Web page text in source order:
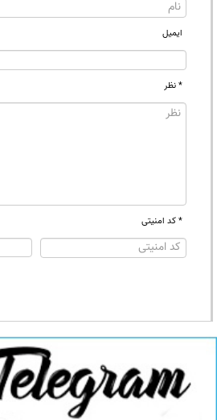
ایمیل
* نظر
* کد امنیتی